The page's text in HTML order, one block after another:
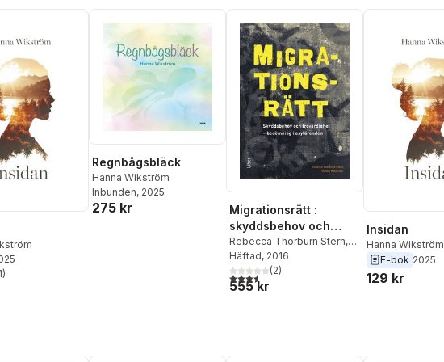
Totalt antal röster:
1)
Regnbågsbläck
Hanna Wikström
Inbunden, 2025
275 kr
Migrationsrätt :
skyddsbehov och
trovärdighet -
bedömning i
asylärenden
Rebecca Thorburn Stern,
Hanna Wikström
Häftad, 2016
3,5utav 5 stjärnor. Totalt antal röster:
(2)
555 kr
Insidan
Hanna Wikström
E-bok 2025
129 kr